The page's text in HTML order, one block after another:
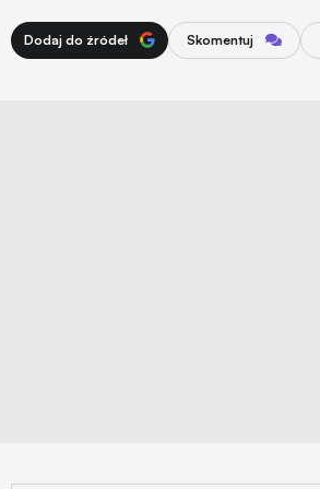
Dodaj do źródeł Skomentuj